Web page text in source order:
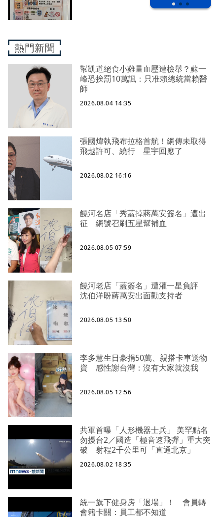
熱門新聞
幫凱道絕食小雞量血壓遭檢舉？蘇一
峰恐挨罰10萬諷：只准賴總統當賴醫
師
2026.08.04 14:35
張國煒執飛布拉格首航！網傳未取得
飛越許可、繞行 星宇回應了
2026.08.02 16:16
饒河名店「秀蓋掉蔣萬安簽名」遭出
征 網號召刷五星幫補血
2026.08.05 07:59
饒河老店「蓋簽名」遭灌一星負評
沈伯洋盼蔣萬安出面勸支持者
2026.08.05 13:50
李多慧生日豪捐50萬、親搭卡車送物
資 感性謝台灣：沒有大家就沒我
2026.08.05 12:56
共軍首曝「人形機器士兵」 美罕點名
勿擾台2／國造「極音速飛彈」重大突
破 射程2千公里可「直通北京」
2026.08.02 18:35
統一旗下健身房「退場」！ 會員轉
會籍卡關：員工都不知道